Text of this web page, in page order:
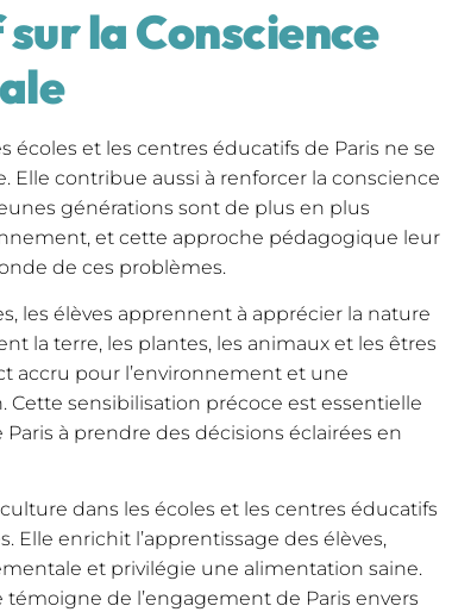
la Conscience
écoles et les centres éducatifs de Paris ne se
Elle contribue aussi à renforcer la conscience
générations sont de plus en plus
et cette approche pédagogique leur
de ces problèmes.
les élèves apprennent à apprécier la nature
la terre, les plantes, les animaux et les êtres
accru pour l’environnement et une
sensibilisation précoce est essentielle
à prendre des décisions éclairées en
dans les écoles et les centres éducatifs
Elle enrichit l’apprentissage des élèves,
et privilégie une alimentation saine.
de l’engagement de Paris envers